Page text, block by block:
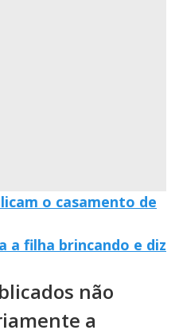
o casamento de
a filha brincando e diz
não
a